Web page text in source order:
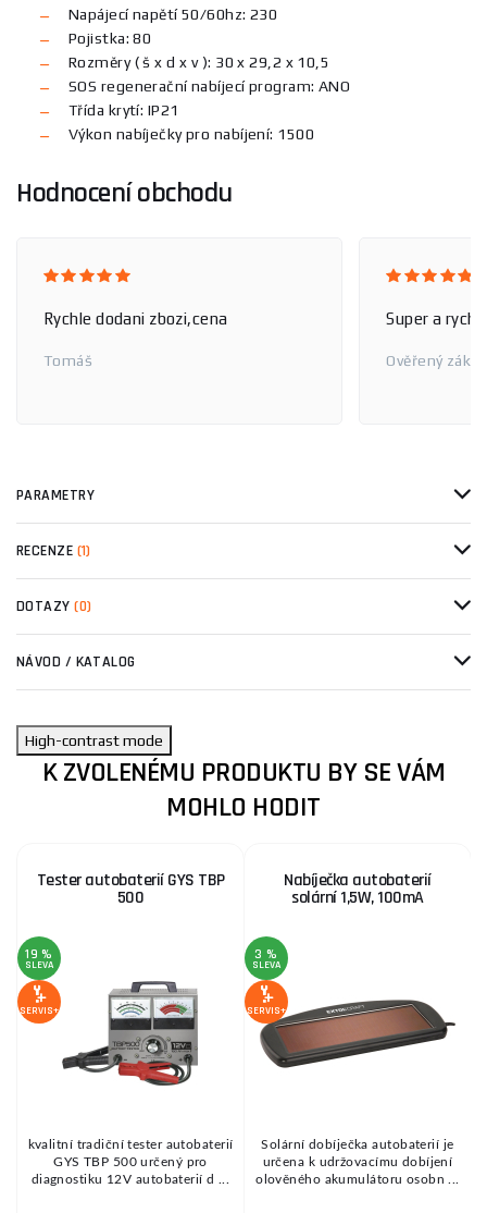
Napájecí napětí 50/60hz: 230
Pojistka: 80
Rozměry ( š x d x v ): 30 x 29,2 x 10,5
SOS regenerační nabíjecí program: ANO
Třída krytí: IP21
Výkon nabíječky pro nabíjení: 1500
Hodnocení obchodu
Rychle dodani zbozi,cena
Tomáš
Super a
Ověřený
PARAMETRY
RECENZE (1)
DOTAZY(0)
NÁVOD / KATALOG
High-contrast mode
K ZVOLENÉMU PRODUKTU BY SE VÁM
MOHLO HODIT
Tester autobaterií GYS TBP
500
19 %
SLEVA
SERVIS+
kvalitní tradiční tester autobaterií
GYS TBP 500 určený pro
diagnostiku 12V autobaterií d ...
Nabíječka autobaterií
solární 1,5W, 100mA
3 %
SLEVA
SERVIS+
Solární dobíječka autobaterií je
určena k udržovacímu dobíjení
olověného akumulátoru osobn ...